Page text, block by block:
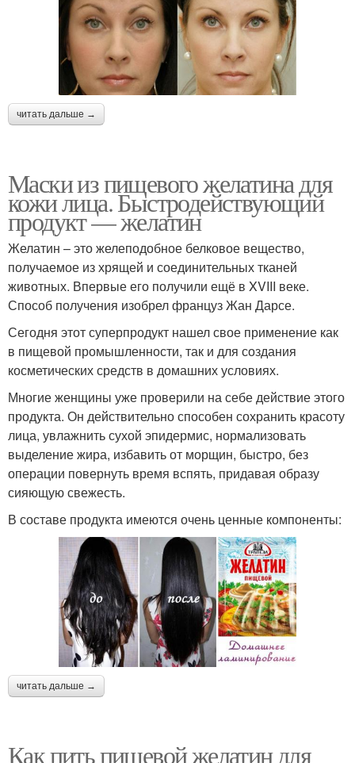
читать дальше →
Маски из пищевого желатина для
кожи лица. Быстродействующий
продукт — желатин
Желатин – это желеподобное белковое вещество,
получаемое из хрящей и соединительных тканей
животных. Впервые его получили ещё в XVIII веке.
Способ получения изобрел француз Жан Дарсе.
Сегодня этот суперпродукт нашел свое применение как
в пищевой промышленности, так и для создания
косметических средств в домашних условиях.
Многие женщины уже проверили на себе действие этого
продукта. Он действительно способен сохранить красоту
лица, увлажнить сухой эпидермис, нормализовать
выделение жира, избавить от морщин, быстро, без
операции повернуть время вспять, придавая образу
сияющую свежесть.
В составе продукта имеются очень ценные компоненты:
читать дальше →
Как пить пищевой желатин для